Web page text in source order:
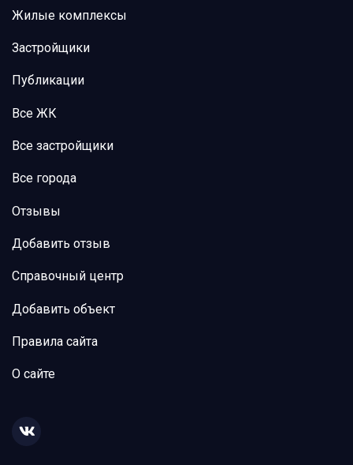
Жилые комплексы
Застройщики
Публикации
Все ЖК
Все застройщики
Все города
Отзывы
Добавить отзыв
Справочный центр
Добавить объект
Правила сайта
О сайте